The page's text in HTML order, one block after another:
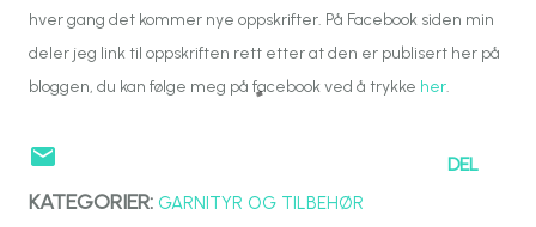
hver gang det kommer nye oppskrifter. På Facebook siden min
deler jeg link til oppskriften rett etter at den er publisert her på
bloggen, du kan følge meg på facebook ved å trykke her.
KATEGORIER: GARNITYR OG TILBEHØR
DEL